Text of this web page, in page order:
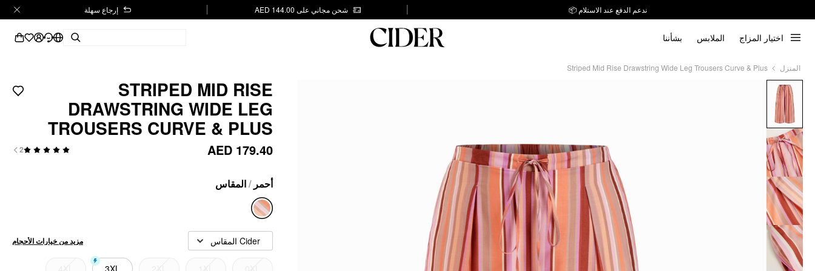
ندعم الدفع عند الاستلام 📦 شحن مجاني على AED 144.00 إرجاع سهلة
اختيار المزاج الملابس بشأننا
المنزل Striped Mid Rise Drawstring Wide Leg Trousers Curve & Plus
STRIPED MID RISE
DRAWSTRING WIDE LEG
TROUSERS CURVE & PLUS
AED 179.40
2
أحمر /المقاس
Cider المقاس مزيد من خيارات الأحجام
3XL